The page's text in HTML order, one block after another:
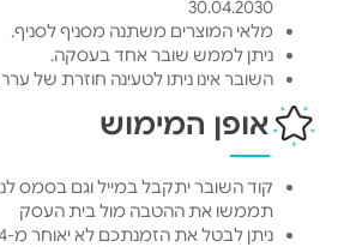
30.04.2030
מלאי המוצרים משתנה מסניף לסניף.
ניתן לממש שובר אחד בעסקה.
השובר אינו ניתן לטעינה חוזרת של
אופן המימוש
קוד השובר יתקבל במייל וגם בסמס
תממשו את ההטבה מול בית העסק